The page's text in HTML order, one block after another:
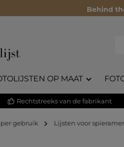
Behind
OP MAAT
Rechtstreeks van de fabrikant
gebruik Lijsten voor